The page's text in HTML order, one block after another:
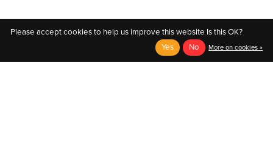
Please accept cookies to help us improve this website Is this OK?
Yes
No More on cookies »